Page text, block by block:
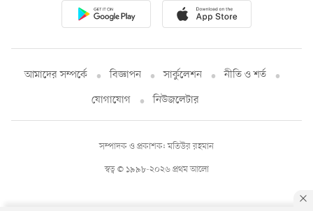
আমাদের সম্পর্কে বিজ্ঞাপন সার্কুলেশন
নীতি ও শর্ত
যোগাযোগ
নিউজলেটার
স্বত্ব © ১৯৯৮-২০২৬ প্রথম আলো
সম্পাদক ও প্রকাশক: মতিউর রহমান